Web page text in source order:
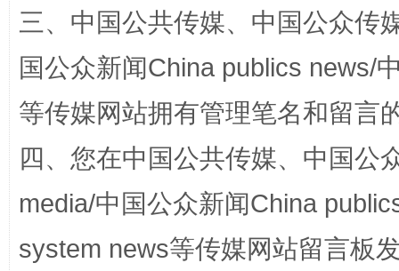
站台名比不上好声名
三、中国公共传媒、中国公众传
国公众新闻China publics news/
等传媒网站拥有管理笔名和留言
四、您在中国公共传媒、中国公
media/中国公众新闻China
system news等传媒网站留言板